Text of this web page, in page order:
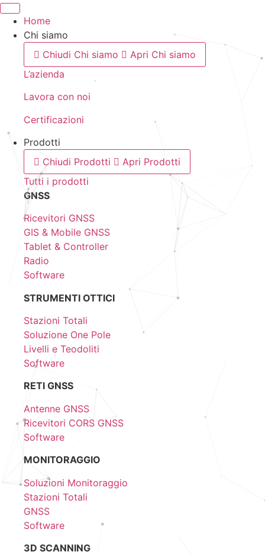
Home
Chi siamo
Chiudi Chi siamo
Apri Chi siamo
L’azienda
Lavora con noi
Certificazioni
Prodotti
Chiudi Prodotti
Apri Prodotti
Tutti i prodotti
GNSS
Ricevitori GNSS
GIS & Mobile GNSS
Tablet & Controller
Radio
Software
STRUMENTI OTTICI
Stazioni Totali
Soluzione One Pole
Livelli e Teodoliti
Software
RETI GNSS
Antenne GNSS
Ricevitori CORS GNSS
Software
MONITORAGGIO
Soluzioni Monitoraggio
Stazioni Totali
GNSS
Software
3D SCANNING